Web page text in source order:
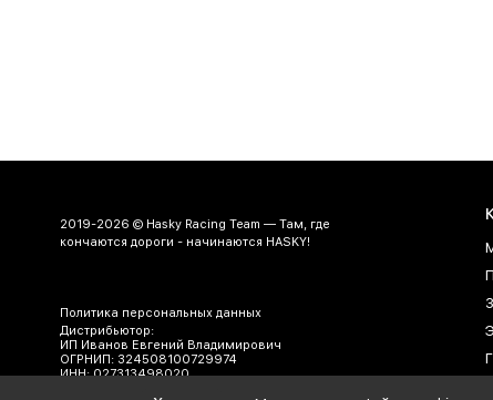
2019-2026 © Hasky Racing Team — Там, где
кончаются дороги - начинаются HASKY!
Политика персональных данных
Дистрибьютор:
ИП Иванов Евгений Владимирович
ОГРНИП: 324508100729974
ИНН: 027313498020